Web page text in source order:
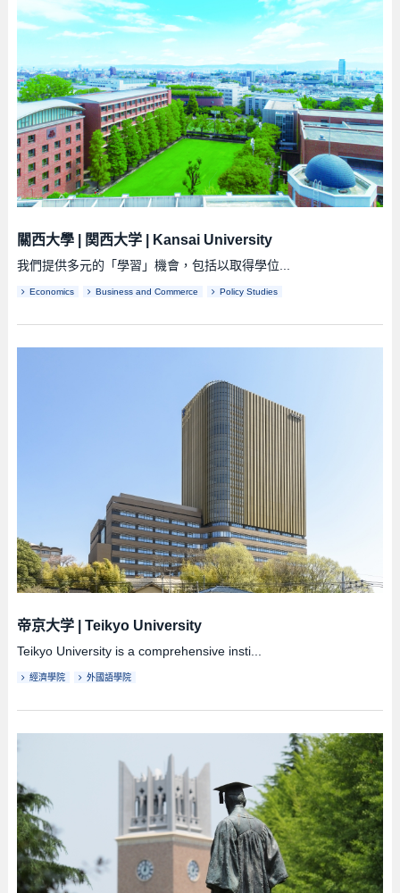
關西大學| 関西大学| Kansai University
我們提供多元的「學習」機會，包括以取得學位...
Economics Business and Commerce Policy Studies
帝京大学| Teikyo University
Teikyo University is a comprehensive insti...
經濟學院 外國語學院